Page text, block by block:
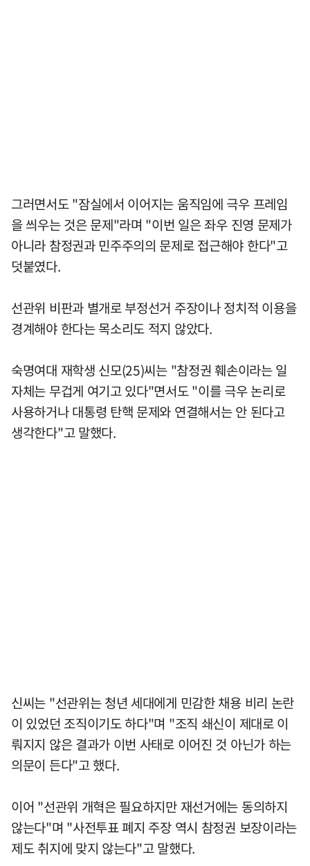
그러면서도 "잠실에서 이어지는 움직임에 극우 프레임
을 씌우는 것은 문제"라며 "이번 일은 좌우 진영 문제가
아니라 참정권과 민주주의의 문제로 접근해야 한다"고
덧붙였다.
선관위 비판과 별개로 부정선거 주장이나 정치적 이용을
경계해야 한다는 목소리도 적지 않았다.
숙명여대 재학생 신모(25)씨는 "참정권 훼손이라는 일
자체는 무겁게 여기고 있다"면서도 "이를 극우 논리로
사용하거나 대통령 탄핵 문제와 연결해서는 안 된다고
생각한다"고 말했다.
신씨는 "선관위는 청년 세대에게 민감한 채용 비리 논란
이 있었던 조직이기도 하다"며 "조직 쇄신이 제대로 이
뤄지지 않은 결과가 이번 사태로 이어진 것 아닌가 하는
의문이 든다"고 했다.
이어 "선관위 개혁은 필요하지만 재선거에는 동의하지
않는다"며 "사전투표 폐지 주장 역시 참정권 보장이라는
제도 취지에 맞지 않는다"고 말했다.